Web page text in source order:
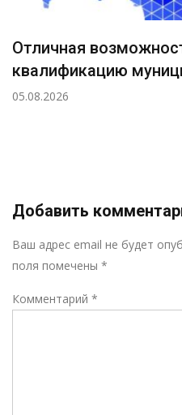
Отличная
квалификацию
05.08.2026
Добавить
Ваш адрес email не будет
поля помечены *
Комментарий *